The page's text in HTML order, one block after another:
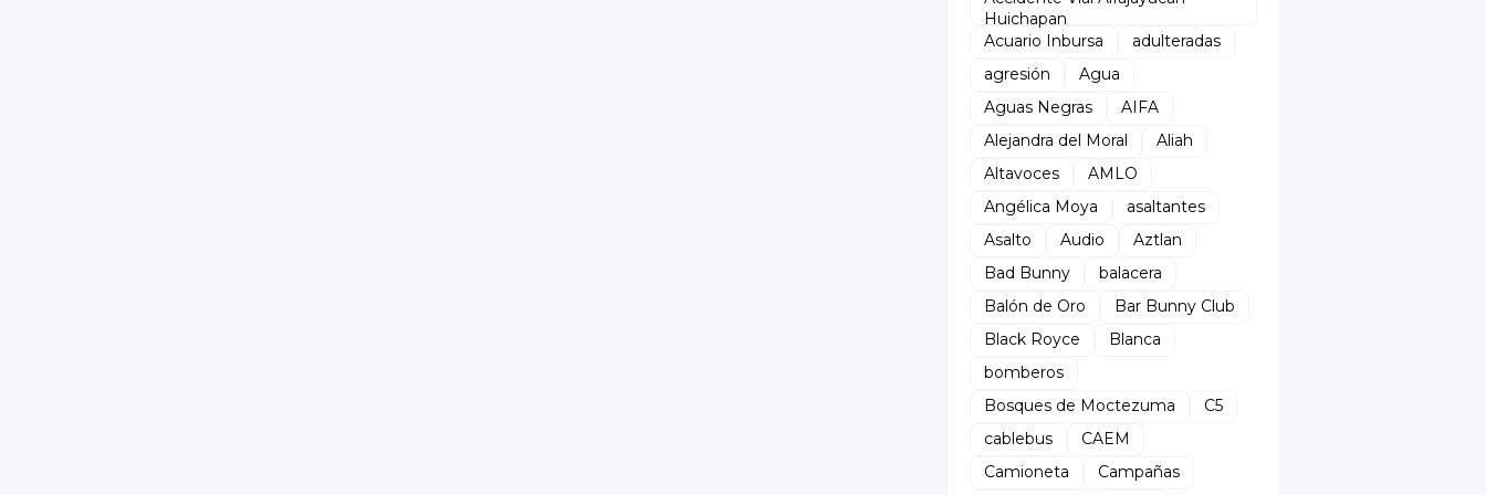
Huichapan
Acuario Inbursa
adulteradas
agresión
Agua
Aguas Negras
AIFA
Alejandra del Moral
Aliah
Altavoces
AMLO
Angélica Moya
asaltantes
Asalto
Audio
Aztlan
Bad Bunny
balacera
Balón de Oro
Bar Bunny Club
Black Royce
Blanca
bomberos
Bosques de Moctezuma
C5
cablebus
CAEM
Camioneta
Campañas